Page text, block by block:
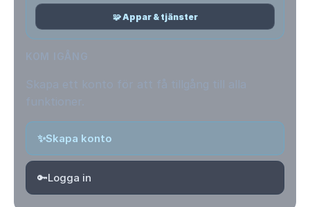
🧩 Appar & tjänster
✨Skapa konto
🔑Logga in